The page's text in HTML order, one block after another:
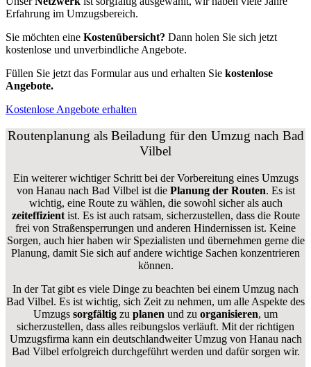
Erfahrung im Umzugsbereich.
Sie möchten eine Kostenübersicht? Dann holen Sie sich jetzt
kostenlose und unverbindliche Angebote.
Füllen Sie jetzt das Formular aus und erhalten Sie kostenlose
Angebote.
Kostenlose Angebote erhalten
Routenplanung als Beiladung für den Umzug nach Bad
Vilbel
Ein weiterer wichtiger Schritt bei der Vorbereitung eines Umzugs
von Hanau nach Bad Vilbel ist diePlanung der Routen. Es ist
wichtig, eine Route zu wählen, die sowohl sicher als auch
zeiteffizientist. Es ist auch ratsam, sicherzustellen, dass die Route
frei von Straßensperrungen und anderen Hindernissen ist. Keine
Sorgen, auch hier haben wir Spezialisten und übernehmen gerne die
Planung, damit Sie sich auf andere wichtige Sachen konzentrieren
können.
In der Tat gibt es viele Dinge zu beachten bei einem Umzug nach
Bad Vilbel. Es ist wichtig, sich Zeit zu nehmen, um alle Aspekte des
Umzugs sorgfältig zu planen und zu organisieren, um
sicherzustellen, dass alles reibungslos verläuft. Mit der richtigen
Umzugsfirma kann ein deutschlandweiter Umzug von Hanau nach
Bad Vilbel erfolgreich durchgeführt werden und dafür sorgen wir.